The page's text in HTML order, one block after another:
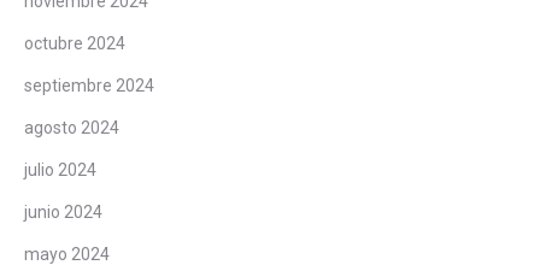
octubre 2024
septiembre 2024
agosto 2024
julio 2024
junio 2024
mayo 2024